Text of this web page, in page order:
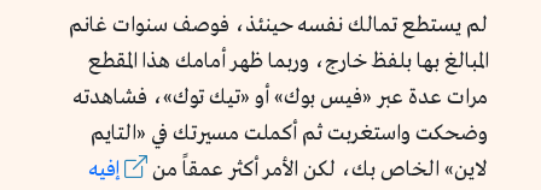
لم يستطع تمالك نفسه حينئذ، فوصف سنوات غانم
المبالغ بها بلفظ خارج، وربما ظهر أمامك هذا المقطع
مرات عدة عبر «فيس بوك» أو «تيك توك»، فشاهدته
وضحكت واستغربت ثم أكملت مسيرتك في «التايم
لاين» الخاص بك، لكن الأمر أكثر عمقاً من
إفيه